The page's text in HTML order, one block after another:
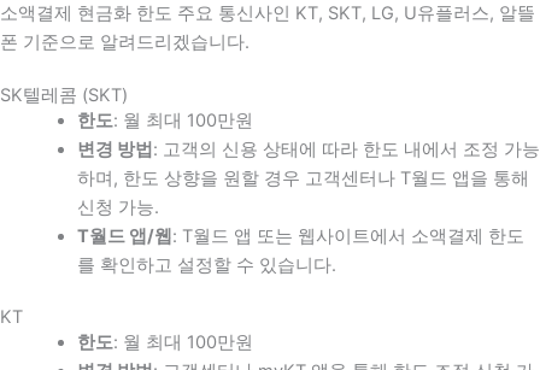
소액결제 현금화 한도 주요 통신사인 KT, SKT, LG, U유플러스, 알뜰
폰 기준으로 알려드리겠습니다.
SK텔레콤 (SKT)
한도: 월 최대 100만원
변경 방법 : 고객의 신용 상태에 따라 한도 내에서 조정 가능
하며, 한도 상향을 원할 경우 고객센터나 T월드 앱을 통해
신청 가능.
T월드 앱/웹 : T월드 앱 또는 웹사이트에서 소액결제 한도
를 확인하고 설정할 수 있습니다.
KT
한도: 월 최대 100만원